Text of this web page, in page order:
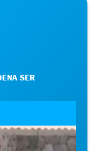
SER